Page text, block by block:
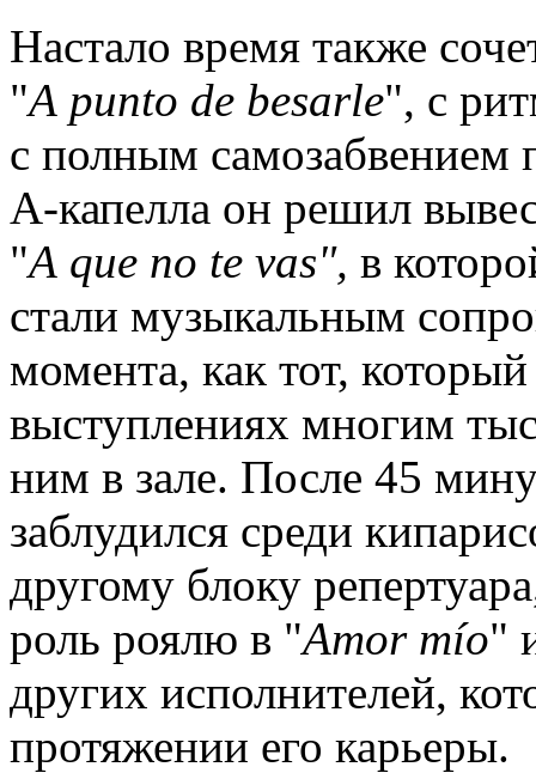
Настало время также
"A punto de besarle", с
с полным самозабвением
А-капелла он решил
"A que no te vas", в
стали музыкальным
момента, как тот,
выступлениях многим
ним в зале. После 45
заблудился среди
другому блоку
роль роялю в "Amor mío"
других исполнителей,
протяжении его карьеры.